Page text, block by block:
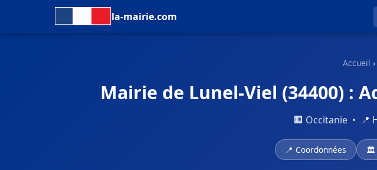
la-mairie.com
Accueil ›
Mairie de Lunel-Viel (34400) :
🏢 Occitanie • 📍
📍 Coordonnées 🏛